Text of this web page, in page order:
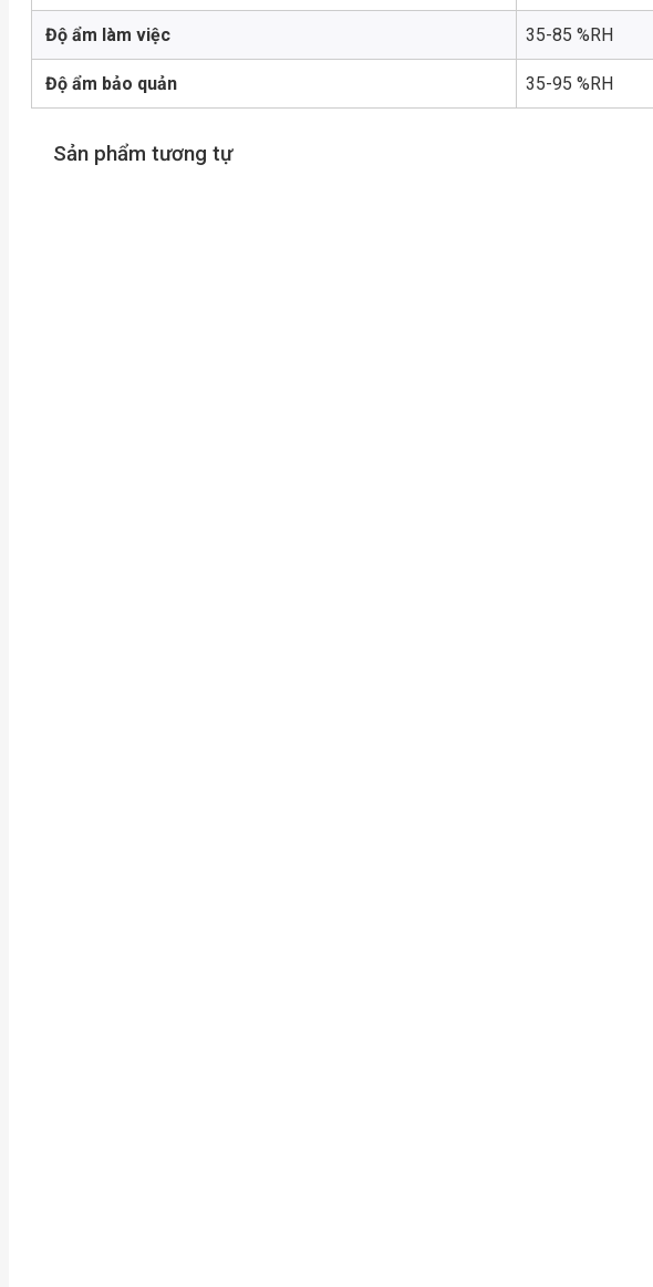
Độ ẩm làm việc 35-85 %RH
Độ ẩm bảo quản 35-95 %RH
Sản phẩm tương tự